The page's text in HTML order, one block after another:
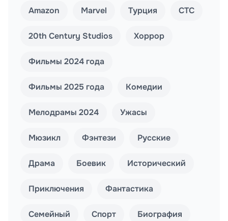
Amazon Marvel Турция СТС
20th Century Studios Хоррор
Фильмы 2024 года
Фильмы 2025 года Комедии
Мелодрамы 2024 Ужасы
Мюзикл Фэнтези Русские
Драма Боевик Исторический
Приключения Фантастика
Семейный Спорт Биография